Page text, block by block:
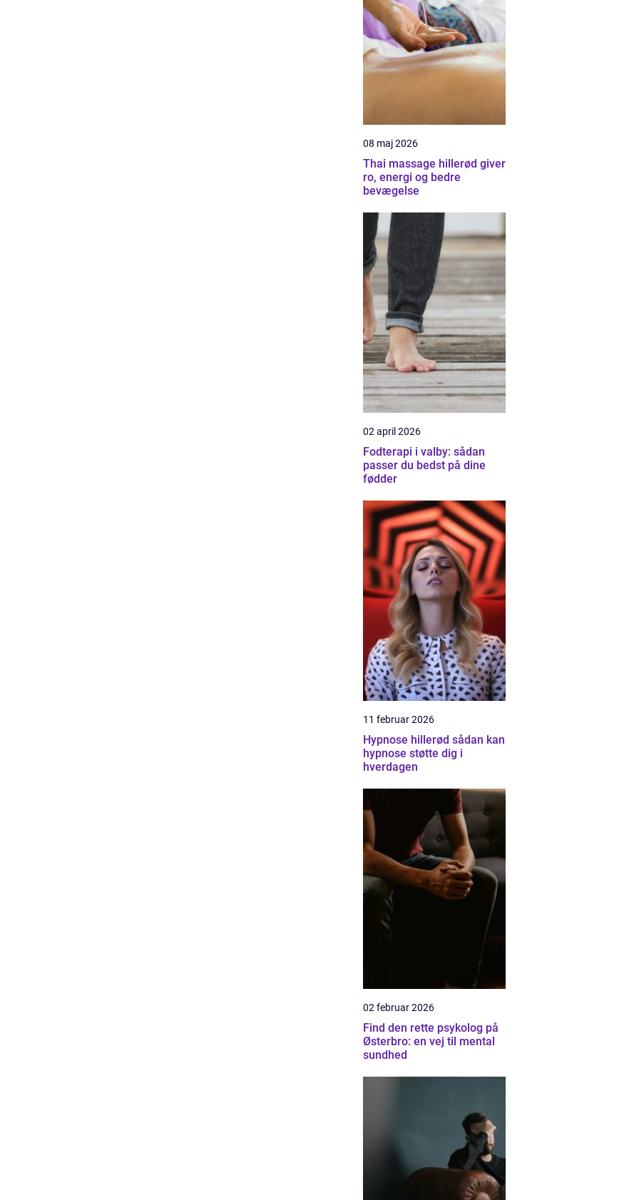
08 maj 2026
Thai massage hillerød giver
ro, energi og bedre
bevægelse
02 april 2026
Fodterapi i valby: sådan
passer du bedst på dine
fødder
11 februar 2026
Hypnose hillerød sådan kan
hypnose støtte dig i
hverdagen
02 februar 2026
Find den rette psykolog på
Østerbro: en vej til mental
sundhed